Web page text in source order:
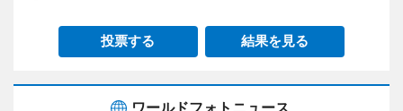
投票する 結果を見る
ワールドフォトニュース